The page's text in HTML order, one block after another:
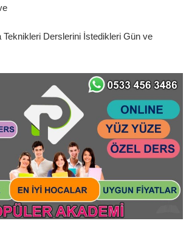
Teknikleri Derslerini İstedikleri Gün ve